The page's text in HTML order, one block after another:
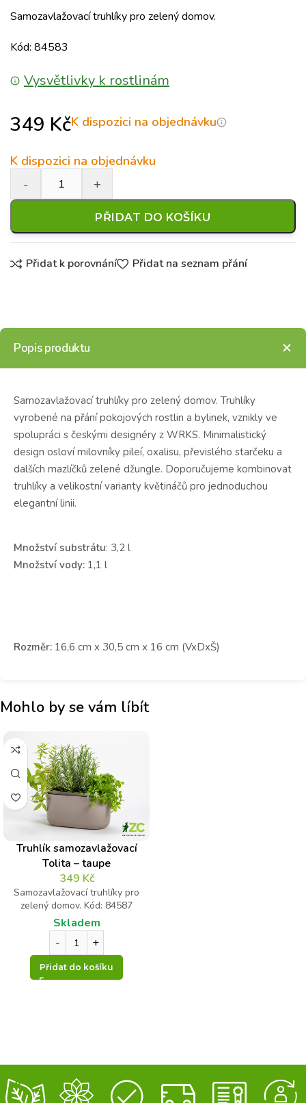
Samozavlažovací truhlíky pro zelený domov.
Kód: 84583
Vysvětlivky k rostlinám
349 KčK dispozici na objednávku
K dispozici na objednávku
PŘIDAT DO KOŠÍKU
Přidat k porovnání Přidat na seznam přání
Popis produktu
Samozavlažovací truhlíky pro zelený domov. Truhlíky
vyrobené na přání pokojových rostlin a bylinek, vznikly ve
spolupráci s českými designéry z WRKS. Minimalistický
design osloví milovníky pileí, oxalisu, převislého starčeku a
dalších mazlíčků zelené džungle. Doporučujeme kombinovat
truhlíky a velikostní varianty květináčů pro jednoduchou
elegantní linii.
Množství substrátu: 3,2 l
Množství vody: 1,1 l
Rozměr: 16,6 cm x 30,5 cm x 16 cm (VxDxŠ)
Mohlo by se vám líbít
Truhlík samozavlažovací
Tolita – taupe
349 Kč
Samozavlažovací truhlíky pro
zelený domov. Kód: 84587
Skladem
Přidat do košíku